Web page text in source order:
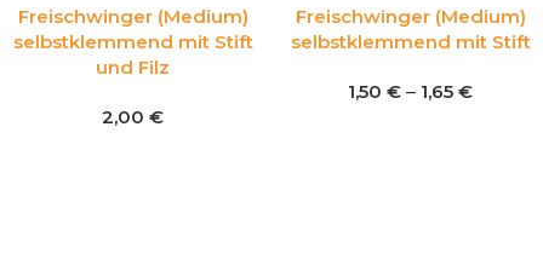
Freischwinger (Medium)
selbstklemmend mit Stift
und Filz
2,00 €
Freischwinger (Medium)
selbstklemmend mit Stift
1,50 € – 1,65 €